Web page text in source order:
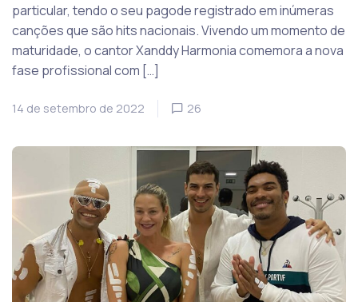
particular, tendo o seu pagode registrado em inúmeras
canções que são hits nacionais. Vivendo um momento de
maturidade, o cantor Xanddy Harmonia comemora a nova
fase profissional com […]
14 de setembro de 2022 26